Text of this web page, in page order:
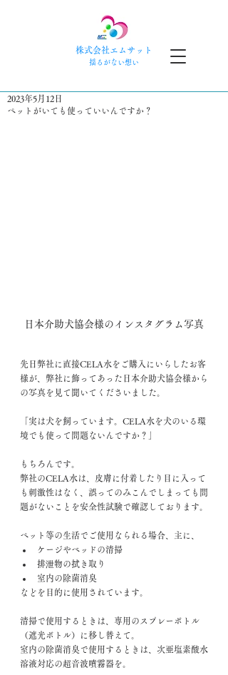
株式会社エムサット
​揺るがない想い
ペットがいても使っていいんですか？
2023年5月12日
日本介助犬協会様のインスタグラム写真
先日弊社に直接CELA水をご購入にいらしたお客
様が、弊社に飾ってあった日本介助犬協会様から
の写真を見て聞いてくださいました。
「実は犬を飼っています。CELA水を犬のいる環
境でも使って問題ないんですか？」
もちろんです。
弊社のCELA水は、皮膚に付着したり目に入って
も刺激性はなく、誤ってのみこんでしまっても問
題がないことを安全性試験で確認しております。
ペット等の生活でご使用なられる場合、主に、
ケージやベッドの清掃
排泄物の拭き取り
室内の除菌消臭
などを目的に使用されています。
清掃で使用するときは、専用のスプレーボトル
（遮光ボトル）に移し替えて。
室内の除菌消臭で使用するときは、次亜塩素酸水
溶液対応の超音波噴霧器を。